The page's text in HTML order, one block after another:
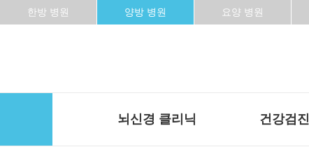
한방 병원 양방 병원 요양 병원
뇌신경 클리닉 건강검진